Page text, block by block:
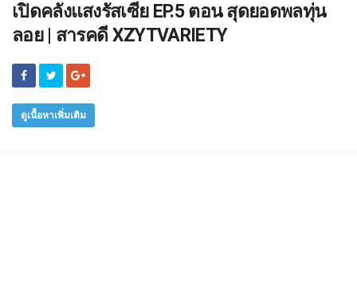
เปิดคลังแสงรัสเซีย EP.5 ตอน สุดยอดพลทุ่น
ลอย | สารคดี XZYTVARIETY
ดูเนื้อหาเพิ่มเติม